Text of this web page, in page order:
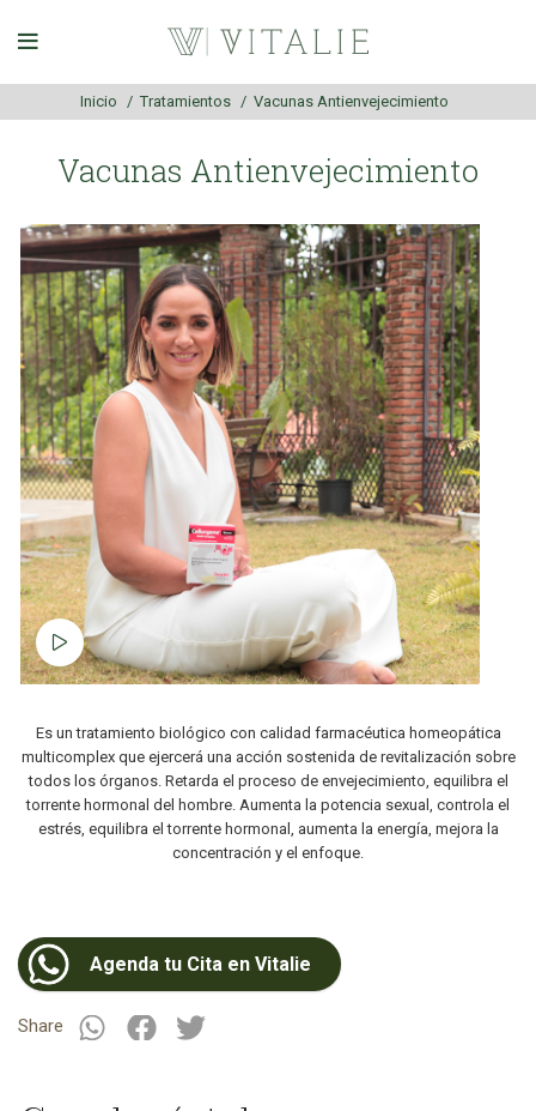
Inicio Tratamientos Vacunas Antienvejecimiento
Vacunas Antienvejecimiento
Ver video
Es un tratamiento biológico con calidad farmacéutica homeopática
multicomplex que ejercerá una acción sostenida de revitalización sobre
todos los órganos. Retarda el proceso de envejecimiento, equilibra el
torrente hormonal del hombre. Aumenta la potencia sexual, controla el
estrés, equilibra el torrente hormonal, aumenta la energía, mejora la
concentración y el enfoque.
Agenda tu Cita en Vitalie
Share